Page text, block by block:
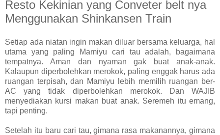
Resto Kekinian yang Conveter belt nya
Menggunakan Shinkansen Train
Setiap ada niatan ingin makan diluar bersama keluarga, hal
utama yang paling Mamiyu cari tau adalah, bagaimana
tempatnya. Aman dan nyaman gak buat anak-anak.
Kalaupun diperbolehkan merokok, paling enggak harus ada
ruangan terpisah, dan Mamiyu lebih memilih ruangan ber-
AC yang tidak diperbolehkan merokok. Dan WAJIB
menyediakan kursi makan buat anak. Seremeh itu emang,
tapi penting.
Setelah itu baru cari tau, gimana rasa makanannya, gimana